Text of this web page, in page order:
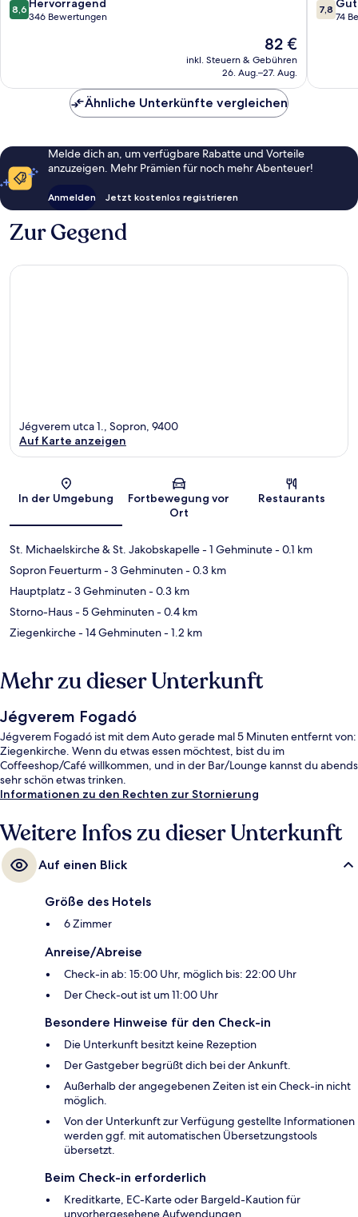
von
8,6
346 Bewertungen
Der
Preis
beträgt
82 €
inkl. Steuern & Gebühren
26. Aug.–27. Aug.
von
7,8
74
Ähnliche Unterkünfte vergleichen
Melde dich an, um verfügbare Rabatte und Vorteile
anzuzeigen. Mehr Prämien für noch mehr Abenteuer!
Anmelden Jetzt kostenlos registrieren
Zur Gegend
Karte
Jégverem utca 1., Sopron, 9400
Auf Karte anzeigen
In der Umgebung
Fortbewegung vor
Ort
Restaurants
St. Michaelskirche & St. Jakobskapelle- 1 Gehminute- 0.1 km
Sopron Feuerturm- 3 Gehminuten- 0.3 km
Hauptplatz- 3 Gehminuten- 0.3 km
Storno-Haus- 5 Gehminuten- 0.4 km
Ziegenkirche- 14 Gehminuten- 1.2 km
Mehr zu dieser Unterkunft
Jégverem Fogadó
Jégverem Fogadó ist mit dem Auto gerade mal 5 Minuten entfernt von:
Ziegenkirche. Wenn du etwas essen möchtest, bist du im
Coffeeshop/Café willkommen, und in der Bar/Lounge kannst du abends
sehr schön etwas trinken.
Informationen zu den Rechten zur Stornierung
Weitere Infos zu dieser Unterkunft
Auf einen Blick
Größe des Hotels
6 Zimmer
Anreise/Abreise
Check-in ab: 15:00 Uhr, möglich bis: 22:00 Uhr
Der Check-out ist um 11:00 Uhr
Besondere Hinweise für den Check-in
Die Unterkunft besitzt keine Rezeption
Der Gastgeber begrüßt dich bei der Ankunft.
Außerhalb der angegebenen Zeiten ist ein Check-in nicht
möglich.
Von der Unterkunft zur Verfügung gestellte Informationen
werden ggf. mit automatischen Übersetzungstools
übersetzt.
Beim Check-in erforderlich
Kreditkarte, EC-Karte oder Bargeld-Kaution für
unvorhergesehene Aufwendungen